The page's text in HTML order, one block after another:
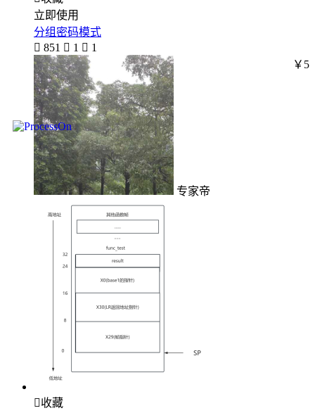
立即使用
分组密码模式
 851  1  1
专家帝
￥5
收藏